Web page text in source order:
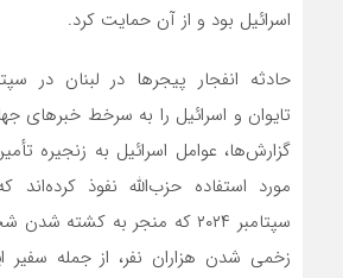
اسرائیل بود و از آن حمایت کرد.
تایوان و اسرائیل را به سرخط‌ خبرهای
گزارش‌ها، عوامل اسرائیل به زنجیره
سپتامبر ۲۰۲۴ که منجر به
زخمی شدن هزاران نفر، از جمله سفیر